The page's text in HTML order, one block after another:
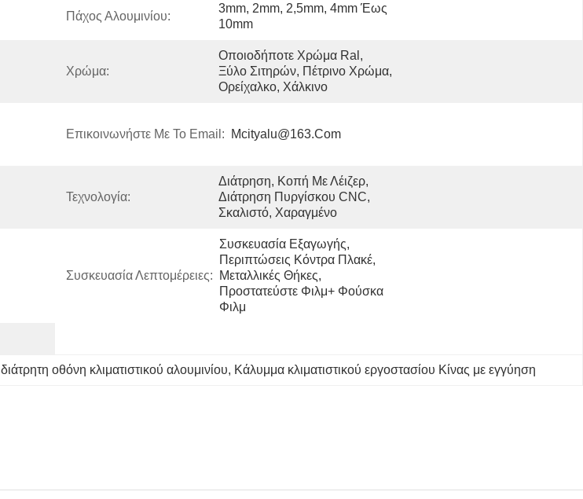
Πάχος Αλουμινίου:
3mm, 2mm, 2,5mm, 4mm Έως
10mm
Χρώμα:
Οποιοδήποτε Χρώμα Ral,
Ξύλο Σιτηρών, Πέτρινο Χρώμα,
Ορείχαλκο, Χάλκινο
Επικοινωνήστε Με Το Email: Mcityalu@163.com
Τεχνολογία:
Διάτρηση, Κοπή Με Λέιζερ,
Διάτρηση Πυργίσκου CNC,
Σκαλιστό, Χαραγμένο
Συσκευασία Λεπτομέρειες:
Συσκευασία Εξαγωγής,
Περιπτώσεις Κόντρα Πλακέ,
Μεταλλικές Θήκες,
Προστατεύστε Φιλμ+ Φούσκα
Φιλμ
διάτρητη οθόνη κλιματιστικού αλουμινίου, Κάλυμμα κλιματιστικού εργοστασίου Κίνας με εγγύηση